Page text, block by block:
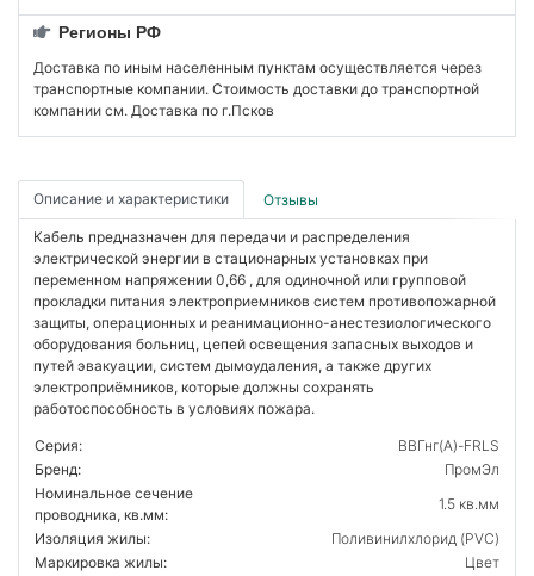
Регионы РФ
Доставка по иным населенным пунктам осуществляется через
транспортные компании. Стоимость доставки до транспортной
компании см. Доставка по г.Псков
Описание и характеристики Отзывы
Кабель предназначен для передачи и распределения
электрической энергии в стационарных установках при
переменном напряжении 0,66 , для одиночной или групповой
прокладки питания электроприемников систем противопожарной
защиты, операционных и реанимационно-анестезиологического
оборудования больниц, цепей освещения запасных выходов и
путей эвакуации, систем дымоудаления, а также других
электроприёмников, которые должны сохранять
работоспособность в условиях пожара.
Серия:
ВВГнг(А)-FRLS
Бренд:
ПромЭл
Номинальное сечение
проводника, кв.мм:
1.5 кв.мм
Изоляция жилы:
Поливинилхлорид (PVC)
Маркировка жилы:
Цвет